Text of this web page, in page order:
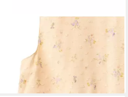
A-Linien-Kleid WHEAT Dress
Elma (1-tlg)
59,95 €
lieferbar - in 2-3 Werktagen bei dir